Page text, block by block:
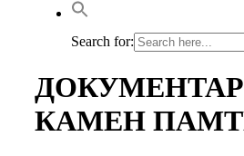
Search for:
КАМЕН